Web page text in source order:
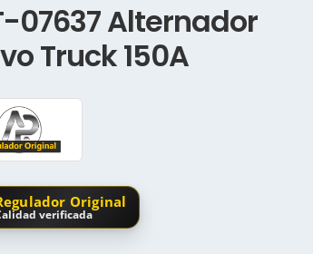
07637 Alternador
Truck 150A
Original
verificada